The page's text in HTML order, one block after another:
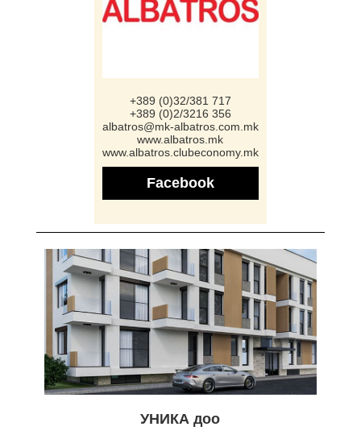
+389 (0)32/381 717
+389 (0)2/3216 356
albatros@mk-albatros.com.mk
www.albatros.mk
www.albatros.clubeconomy.mk
Facebook
УНИКА доо